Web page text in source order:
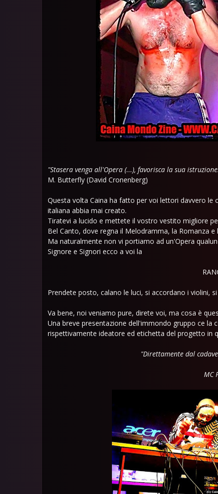
"Stasera venga all'Opera (...), favorisca la sua
M. Butterfly (David Cronenberg)
Questa volta Caina ha fatto per voi lettori davvero le
italiana abbia mai creato.
Tiratevi a lucido e mettete il vostro vestito migliore
Bel Canto, dove regna il Melodramma, la Romanza
Ma naturalmente non vi portiamo ad un'Opera
Signore e Signori ecco a voi la
Prendete posto, calano le luci, si accordano i violini,
Va bene, noi veniamo pure, direte voi, ma cosa è
Una breve presentazione dell'immondo gruppo ce la
rispettivamente ideatore ed etichetta del progetto in
"Direttamente dal
MC